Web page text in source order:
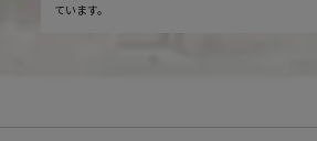
ています。